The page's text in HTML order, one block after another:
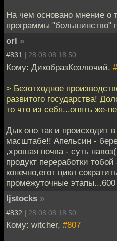
На чем основано мнение о
программы "большинство"
orl »
#831 | 28.08.08 18:50
Кому: ДикобразКозлючий,
> Безотходное
развитого государства!
то что из себя...опять же-
Дык оно так и происходит
масштабе!! Апельсин -
,хрошая почва - суть
продукт переработки
конечно,етот цикл
промежуточные этапы...600
ljstocks »
#832 | 28.08.08 18:50
Кому: witcher, #807